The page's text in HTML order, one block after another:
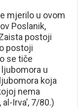
mjerilo u ovom
Poslanik,
postoji
postoji
se tiče
ljubomora u
koja
nema
Irva’, 7/80.)